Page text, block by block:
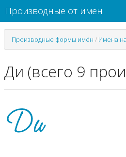
Производные от имён
Производные формы имён / Имена
Ди (всего 9